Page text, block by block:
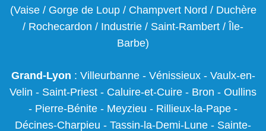
(Vaise / Gorge de Loup / Champvert Nord / Duchère
/ Rochecardon / Industrie / Saint-Rambert / Île-
Barbe)
Grand-Lyon : Villeurbanne- Vénissieux- Vaulx-en-
Velin - Saint-Priest - Caluire-et-Cuire - Bron - Oullins
- Pierre-Bénite - Meyzieu - Rillieux-la-Pape -
Décines-Charpieu - Tassin-la-Demi-Lune - Sainte-